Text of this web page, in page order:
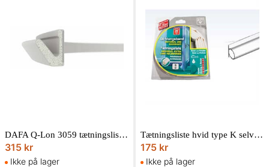
DAFA Q-Lon 3059 tætningsliste grå GDS 10 meter
315 kr
Ikke på lager
Tætningsliste hvid type K selvklæbende6 meter lang
175 kr
Ikke på lager